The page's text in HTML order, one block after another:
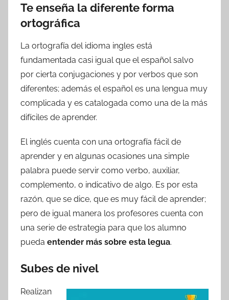
Te enseña la diferente forma
ortográfica
La ortografía del idioma ingles está
fundamentada casi igual que el español salvo
por cierta conjugaciones y por verbos que son
diferentes; además el español es una lengua muy
complicada y es catalogada como una de la más
difíciles de aprender.
El inglés cuenta con una ortografía fácil de
aprender y en algunas ocasiones una simple
palabra puede servir como verbo, auxiliar,
complemento, o indicativo de algo. Es por esta
razón, que se dice, que es muy fácil de aprender;
pero de igual manera los profesores cuenta con
una serie de estrategia para que los alumno
pueda entender más sobre esta legua.
Subes de nivel
Realizan